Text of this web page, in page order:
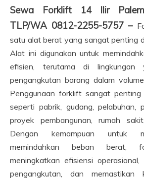
Sewa Forklift 14 Ilir
TLP/WA 0812-2255-5757 –
satu alat berat yang sangat penting
Alat ini digunakan untuk
efisien, terutama di lingkungan
pengangkutan barang dalam
Penggunaan forklift sangat
seperti pabrik, gudang, pelabuhan,
proyek pembangunan, rumah
Dengan kemampuan untuk
memindahkan beban berat,
meningkatkan efisiensi
pengangkutan, dan memastikan